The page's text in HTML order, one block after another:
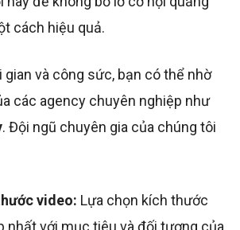
cách hiệu quả.
và công sức, bạn có thể nhờ
các agency chuyên nghiệp như
. Đội ngũ chuyên gia của chúng tôi
video: Lựa chọn kích thước
nhất với mục tiêu và đối tượng của